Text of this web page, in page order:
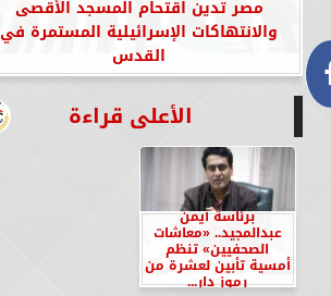
مصر تدين اقتحام المسجد الأقصى
والانتهاكات الإسرائيلية المستمرة في
القدس
الأعلى قراءة
برئاسة أيمن
عبدالمجيد.. «معاشات
الصحفيين» تنظم
أمسية تأبين لعشرة من
رموز دار...